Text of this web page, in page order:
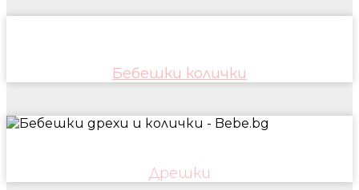
Бебешки колички
Дрешки